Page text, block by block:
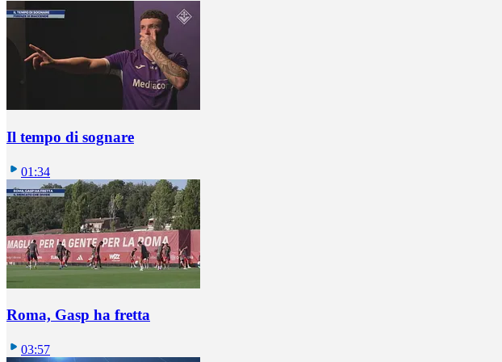
Il tempo di sognare
01:34
Roma, Gasp ha fretta
03:57